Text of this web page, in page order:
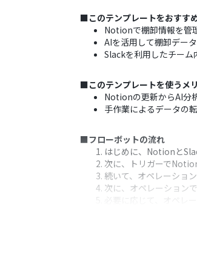
■このテンプレートをおすす
Notionで棚卸情報を管
AIを活用して棚卸デー
Slackを利用したチーム
■このテンプレートを使うメ
Notionの更新からAI分
手作業によるデータの
■フローボットの流れ
はじめに、Notionと
次に、トリガーで
続いて、オペレーショ
次に、オペレーション
必要に応じて、オペ